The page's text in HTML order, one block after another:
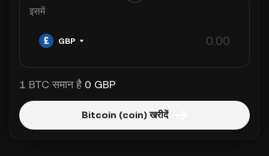
इसमें
GBP
1 BTC समान है 0 GBP
Bitcoin (coin) खरीदें